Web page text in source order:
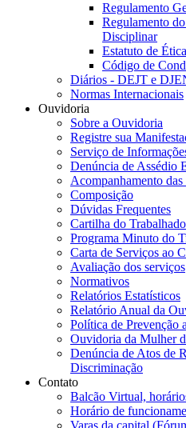
Regulamento
Regulamento
Disciplinar
Estatuto de
Código de
Diários - DEJT e
Normas Internacionais
Ouvidoria
Sobre a Ouvidoria
Registre sua
Serviço de
Denúncia de Assédio
Acompanhamento das
Composição
Dúvidas Frequentes
Cartilha do
Programa Minuto do
Carta de Serviços ao
Avaliação dos serviços
Normativos
Relatórios Estatísticos
Relatório Anual da
Política de Prevenção
Ouvidoria da Mulher
Denúncia de Atos de
Discriminação
Contato
Balcão Virtual,
Horário de
Varas da capital